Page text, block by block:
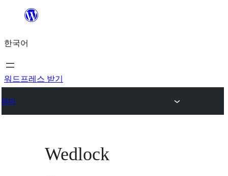
츠
로
바
가
한국어
워드프레스 받기
테마
Wedlock